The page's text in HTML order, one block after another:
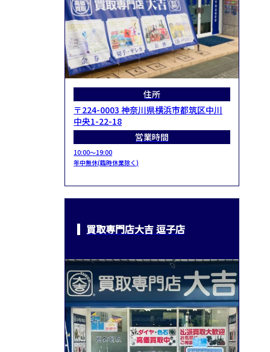
住所
〒224-0003 神奈川県横浜市都筑区中川
中央1-22-18
営業時間
10:00～19:00
年中無休(臨時休業除く)
買取専門店大吉 逗子店